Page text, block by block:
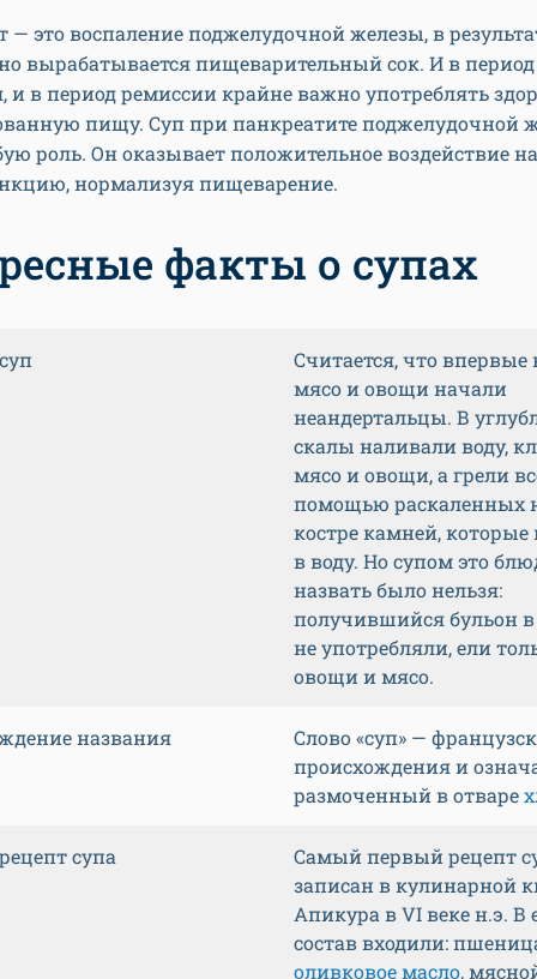
— это воспаление поджелудочной железы, в
вырабатывается пищеварительный сок. И в период
и в период ремиссии крайне важно употреблять
пищу. Суп при панкреатите поджелудочной
роль. Он оказывает положительное воздействие
нормализуя пищеварение.
факты о супах
Считается, что впервые
мясо и овощи начали
неандертальцы. В
скалы наливали воду,
мясо и овощи, а грели
помощью раскаленных
костре камней, которые
в воду. Но супом это
назвать было нельзя:
получившийся бульон
не употребляли, ели
овощи и мясо.
названия
Слово «суп» —
происхождения и
размоченный в отваре
супа
Самый первый рецепт
записан в кулинарной
Апикура в VI веке н.э. В
состав входили:
оливковое масло,